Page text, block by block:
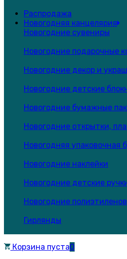
Распродажа
Новогодняя канцелярия
Новогодние сувениры
Новогодние подарочные
Новогодние декор и
Новогодние детские
Новогодние бумажные
Новогодние открытки,
Новогодняя упаковочная
Новогодние наклейки
Новогодние детские
Новогодние
Гирлянды
Корзина пуста0